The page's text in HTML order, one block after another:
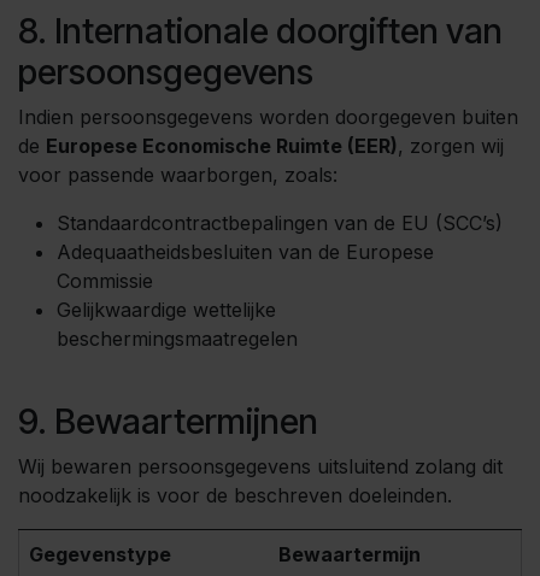
8. Internationale doorgiften van
persoonsgegevens
Indien persoonsgegevens worden doorgegeven buiten
de Europese Economische Ruimte (EER) , zorgen wij
voor passende waarborgen, zoals:
Standaardcontractbepalingen van de EU (SCC’s)
Adequaatheidsbesluiten van de Europese
Commissie
Gelijkwaardige wettelijke
beschermingsmaatregelen
9. Bewaartermijnen
Wij bewaren persoonsgegevens uitsluitend zolang dit
noodzakelijk is voor de beschreven doeleinden.
Gegevenstype Bewaartermijn